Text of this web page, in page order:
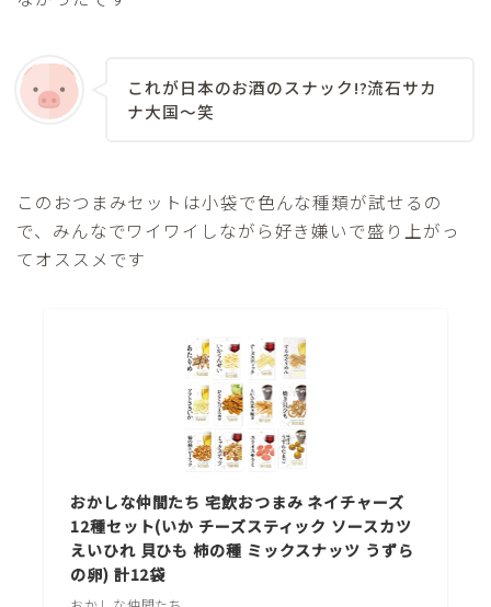
これが日本のお酒のスナック!?流石サカ
ナ大国〜笑
このおつまみセットは小袋で色んな種類が試せるの
で、みんなでワイワイしながら好き嫌いで盛り上がっ
てオススメです
おかしな仲間たち 宅飲おつまみ ネイチャーズ
12種セット(いか チーズスティック ソースカツ
えいひれ 貝ひも 柿の種 ミックスナッツ うずら
の卵) 計12袋